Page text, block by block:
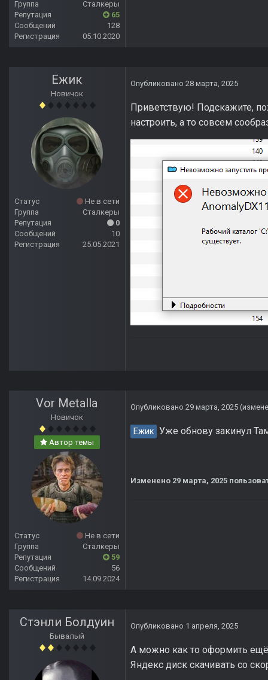
Группа
Сталкеры
Репутация
65
Сообщений
128
Регистрация
05.10.2020
Ежик
Новичок
Статус
Не в сети
Группа
Сталкеры
Репутация
0
Сообщений
10
Регистрация
25.05.2021
Опубликовано 28 марта, 2025
Приветствую! Подскажите,
настроить, а то совсем
Vor Metalla
Новичок
Автор темы
Статус
Не в сети
Группа
Сталкеры
Репутация
59
Сообщений
56
Регистрация
14.09.2024
Опубликовано 29 марта, 2025
Ежик Уже обнову закинул
Изменено 29 марта, 2025
Стэнли Болдуин
Бывалый
Опубликовано 1 апреля, 2025
А можно как то оформить ещё
Яндекс диск скачивать со